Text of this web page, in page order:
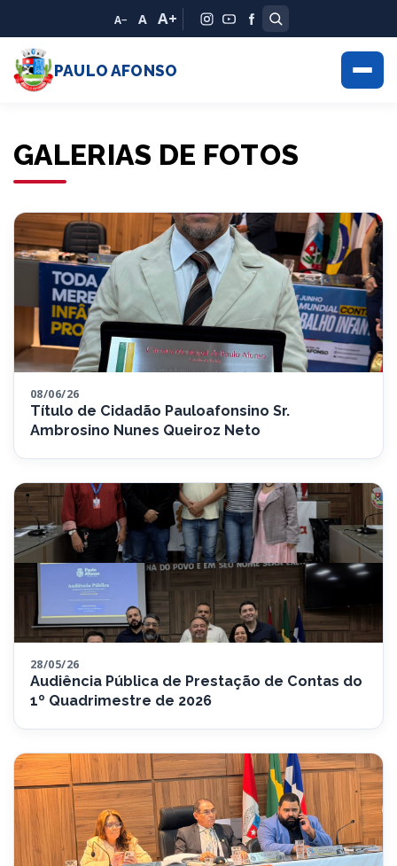
A− A A+
PAULO AFONSO
GALERIAS DE FOTOS
08/06/26
Título de Cidadão Pauloafonsino Sr.
Ambrosino Nunes Queiroz Neto
28/05/26
Audiência Pública de Prestação de Contas do
1º Quadrimestre de 2026